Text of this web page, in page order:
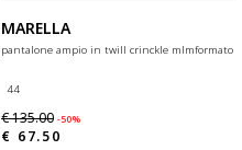
MARELLA
pantalone ampio in twill crinckle mlmformato
44
€ 135.00 -50%
€ 67.50